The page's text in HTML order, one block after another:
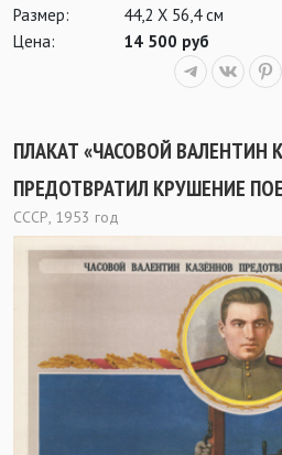
Размер:
44,2 Х 56,4 см
Цена:
14 500 руб
ПЛАКАТ «ЧАСОВОЙ ВАЛЕНТИН
ПРЕДОТВРАТИЛ КРУШЕНИЕ
СССР, 1953 год